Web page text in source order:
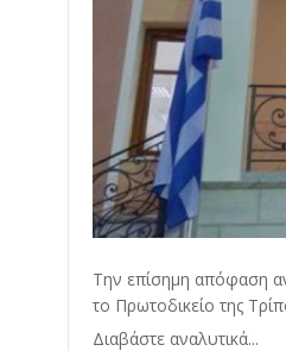
Την επίσημη απόφαση
το Πρωτοδικείο της
Διαβάστε αναλυτικά...